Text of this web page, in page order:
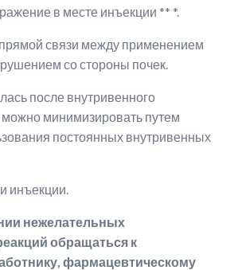
в месте инъекции ** *.
связи между применением
со стороны почек.
после внутривенного
минимизировать путем
постоянных внутривенных
инъекции.
нежелательных
обращаться к
фармацевтическому